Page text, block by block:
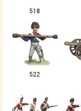
518
522